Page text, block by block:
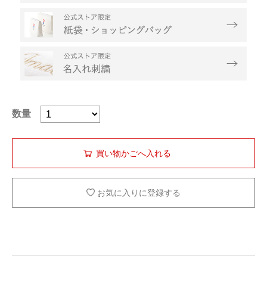
数量
お気に入りに登録する